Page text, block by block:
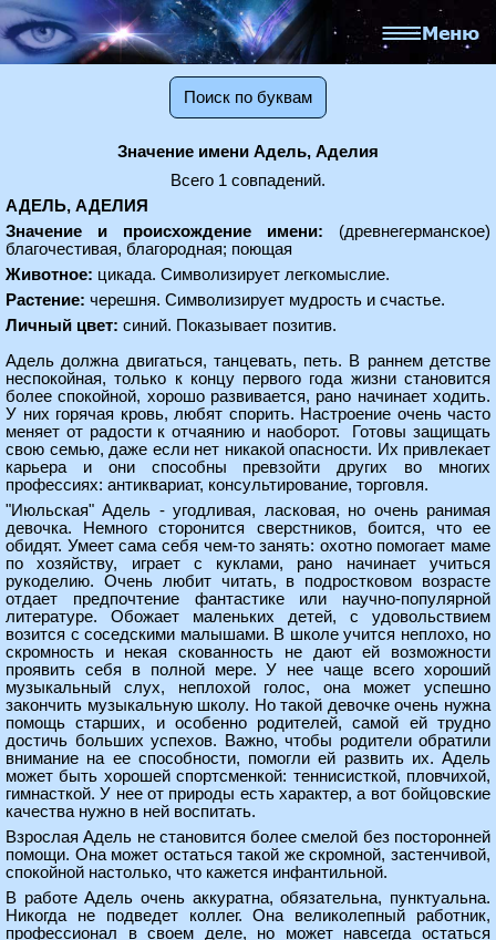
Поиск по буквам
Значение имени Адель, Аделия
Всего 1 совпадений.
АДЕЛЬ, АДЕЛИЯ
Значение и происхождение имени: (древнегерманское)
благочестивая, благородная; поющая
Животное: цикада. Символизирует легкомыслие.
Растение: черешня. Символизирует мудрость и счастье.
Личный цвет: синий. Показывает позитив.
Адель должна двигаться, танцевать, петь. В раннем детстве
неспокойная, только к концу первого года жизни становится
более спокойной, хорошо развивается, рано начинает ходить.
У них горячая кровь, любят спорить. Настроение очень часто
меняет от радости к отчаянию и наоборот. Готовы защищать
свою семью, даже если нет никакой опасности. Их привлекает
карьера и они способны превзойти других во многих
профессиях: антиквариат, консультирование, торговля.
"Июльская" Адель - угодливая, ласковая, но очень ранимая
девочка. Немного сторонится сверстников, боится, что ее
обидят. Умеет сама себя чем-то занять: охотно помогает маме
по хозяйству, играет с куклами, рано начинает учиться
рукоделию. Очень любит читать, в подростковом возрасте
отдает предпочтение фантастике или научно-популярной
литературе. Обожает маленьких детей, с удовольствием
возится с соседскими малышами. В школе учится неплохо, но
скромность и некая скованность не дают ей возможности
проявить себя в полной мере. У нее чаще всего хороший
музыкальный слух, неплохой голос, она может успешно
закончить музыкальную школу. Но такой девочке очень нужна
помощь старших, и особенно родителей, самой ей трудно
достичь больших успехов. Важно, чтобы родители обратили
внимание на ее способности, помогли ей развить их. Адель
может быть хорошей спортсменкой: теннисисткой, пловчихой,
гимнасткой. У нее от природы есть характер, а вот бойцовские
качества нужно в ней воспитать.
Взрослая Адель не становится более смелой без посторонней
помощи. Она может остаться такой же скромной, застенчивой,
спокойной настолько, что кажется инфантильной.
В работе Адель очень аккуратна, обязательна, пунктуальна.
Никогда не подведет коллег. Она великолепный работник,
профессионал в своем деле, но может навсегда остаться